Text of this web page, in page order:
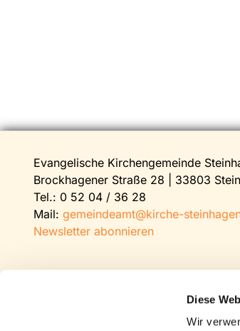
Diese
Wir
Evangelische Kirchengemeinde
Brockhagener Straße 28 | 33803
Tel.: 0 52 04 / 36 28
Mail: gemeindeamt@kirche-
Newsletter abonnieren